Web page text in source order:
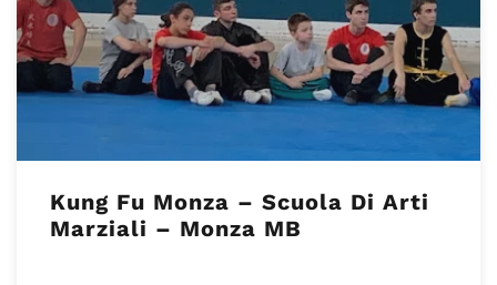
Kung Fu Monza – Scuola Di Arti
Marziali – Monza MB